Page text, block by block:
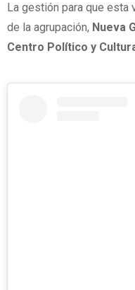
La gestión para que
de la agrupación, Nueva
Centro Político y